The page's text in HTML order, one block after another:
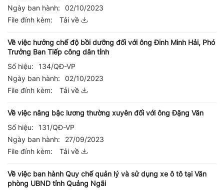
Ngày ban hành:
02/10/2023
File đính kèm:
Tải về
Về việc hưởng chế độ bồi dưỡng đối với ông Đinh Minh Hải, Phó
Trưởng Ban Tiếp công dân tỉnh
Số hiệu:
134/QĐ-VP
Ngày ban hành:
02/10/2023
File đính kèm:
Tải về
Về việc nâng bậc lương thường xuyên đối với ông Đặng Văn
Số hiệu:
131/QĐ-VP
Ngày ban hành:
27/09/2023
File đính kèm:
Tải về
Về việc ban hành Quy chế quản lý và sử dụng xe ô tô tại Văn
phòng UBND tỉnh Quảng Ngãi